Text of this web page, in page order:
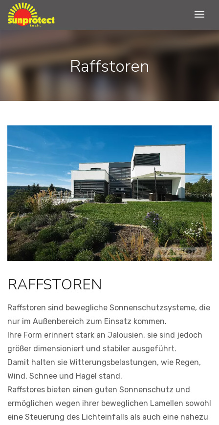
Raffstoren
RAFFSTOREN
Raffstoren sind bewegliche Sonnenschutzsysteme, die
nur im Außenbereich zum Einsatz kommen.
Ihre Form erinnert stark an Jalousien, sie sind jedoch
größer dimensioniert und stabiler ausgeführt.
Damit halten sie Witterungsbelastungen, wie Regen,
Wind, Schnee und Hagel stand.
Raffstores bieten einen guten Sonnenschutz und
ermöglichen wegen ihrer beweglichen Lamellen sowohl
eine Steuerung des Lichteinfalls als auch eine nahezu